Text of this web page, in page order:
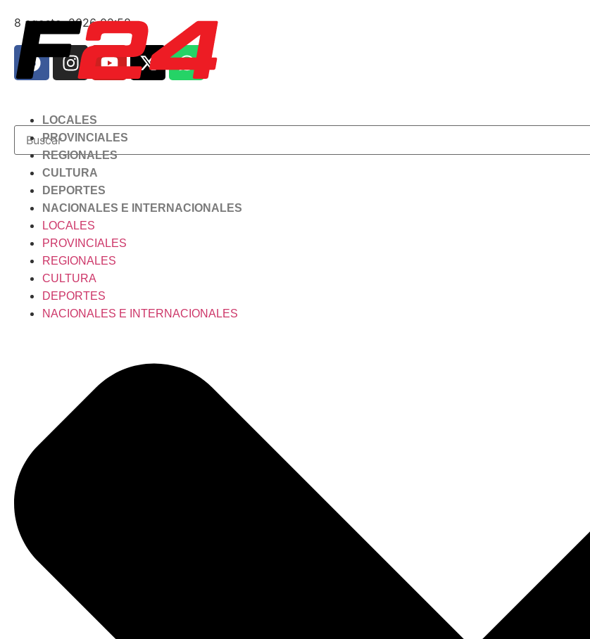
8 agosto, 2026 02:58
LOCALES
PROVINCIALES
REGIONALES
CULTURA
DEPORTES
NACIONALES E INTERNACIONALES
LOCALES
PROVINCIALES
REGIONALES
CULTURA
DEPORTES
NACIONALES E INTERNACIONALES